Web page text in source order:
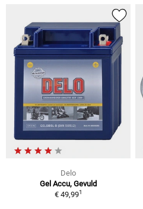
Delo
Gel Accu, Gevuld
€ 49,991